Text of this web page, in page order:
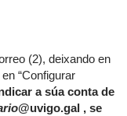
(2), deixando en
“Configurar
a súa conta de
@uvigo.gal , se